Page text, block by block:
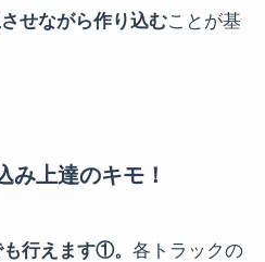
せながら作り込むことが基
み上達のキモ！
行えます①。 各トラックの